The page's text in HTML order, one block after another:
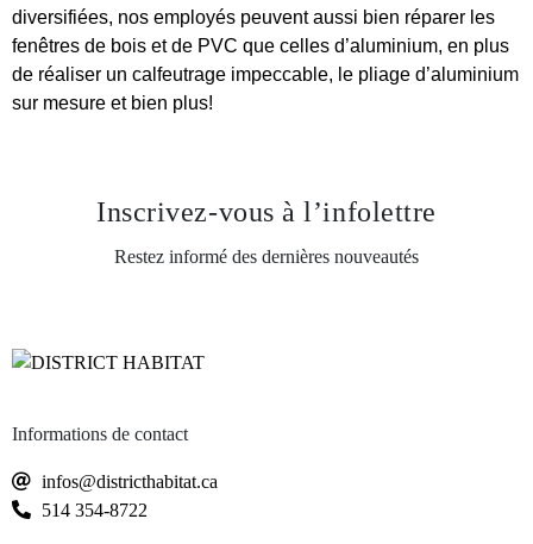
diversifiées, nos employés peuvent aussi bien réparer les
fenêtres de bois et de PVC que celles d’aluminium, en plus
de réaliser un calfeutrage impeccable, le pliage d’aluminium
sur mesure et bien plus!
Inscrivez-vous à l’infolettre
Restez informé des dernières nouveautés
Informations de contact
infos@districthabitat.ca
514 354-8722